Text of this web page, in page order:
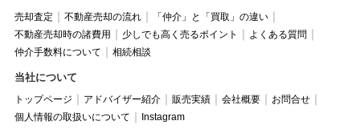
売却査定 不動産売却の流れ
「仲介」と「買取」の違い
不動産売却時の諸費用
少しでも高く売るポイント
よくある質問
仲介手数料について
相続相談
当社について
トップページ アドバイザー紹介 販売実績 会社概要
お問合せ
個人情報の取扱いについて
Instagram